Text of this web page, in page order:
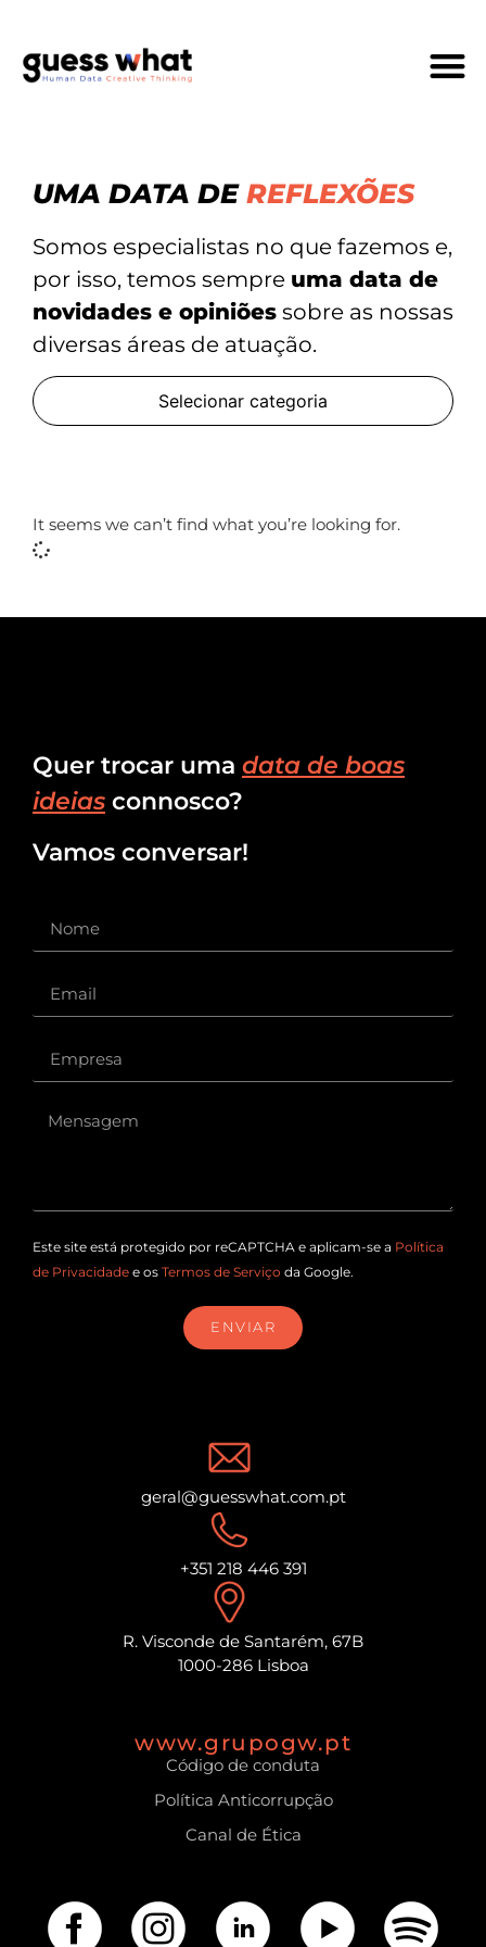
UMA DATA DE REFLEXÕES
Somos especialistas no que fazemos e,
por isso, temos sempre uma data de
novidades e opiniões sobre as nossas
diversas áreas de atuação.
Selecionar categoria
It seems we can’t find what you’re looking for.
Quer trocar uma data de boas
ideias connosco?
Vamos conversar!
Este site está protegido por reCAPTCHA e aplicam-se a Política
de Privacidade e os Termos de Serviço da Google.
ENVIAR
geral@guesswhat.com.pt
+351 218 446 391
R. Visconde de Santarém, 67B
1000-286 Lisboa
www.grupogw.pt
Código de conduta
Política Anticorrupção
Canal de Ética